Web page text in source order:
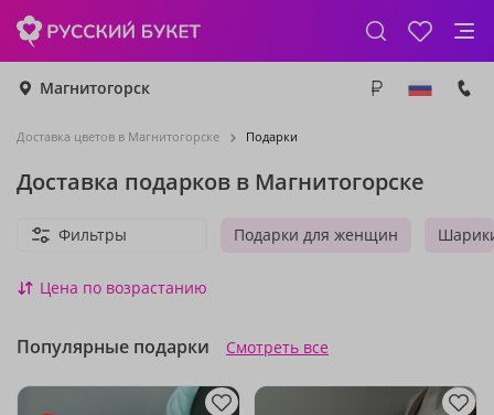
Магнитогорск
Доставка цветов в Магнитогорске Подарки
Доставка подарков в Магнитогорске
Подарки для женщин
Фильтры
Цена по возрастанию
Популярные подарки Смотреть все